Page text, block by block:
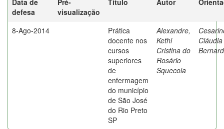
Data de
defesa
Pré-
visualização
Título Autor
8-Ago-2014
Prática
docente nos
cursos
superiores
de
enfermagem
do município
de São José
do Rio Preto
SP
Alexandre,
Kethi
Cristina do
Rosário
Squecola
Cláudia